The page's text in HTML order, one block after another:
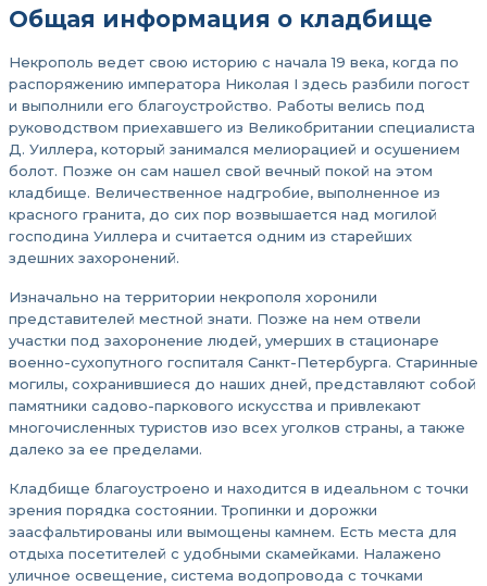
Общая информация о кладбище
Некрополь ведет свою историю с начала 19 века, когда по
распоряжению императора Николая I здесь разбили погост
и выполнили его благоустройство. Работы велись под
руководством приехавшего из Великобритании специалиста
Д. Уиллера, который занимался мелиорацией и осушением
болот. Позже он сам нашел свой вечный покой на этом
кладбище. Величественное надгробие, выполненное из
красного гранита, до сих пор возвышается над могилой
господина Уиллера и считается одним из старейших
здешних захоронений.
Изначально на территории некрополя хоронили
представителей местной знати. Позже на нем отвели
участки под захоронение людей, умерших в стационаре
военно-сухопутного госпиталя Санкт-Петербурга. Старинные
могилы, сохранившиеся до наших дней, представляют собой
памятники садово-паркового искусства и привлекают
многочисленных туристов изо всех уголков страны, а также
далеко за ее пределами.
Кладбище благоустроено и находится в идеальном с точки
зрения порядка состоянии. Тропинки и дорожки
заасфальтированы или вымощены камнем. Есть места для
отдыха посетителей с удобными скамейками. Налажено
уличное освещение, система водопровода с точками